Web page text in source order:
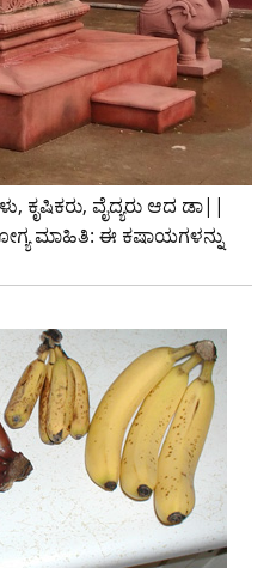
ಕೃಷಿಕರು, ವೈದ್ಯರು ಆದ ಡಾ||
ಮಾಹಿತಿ: ಈ ಕಷಾಯಗಳನ್ನು